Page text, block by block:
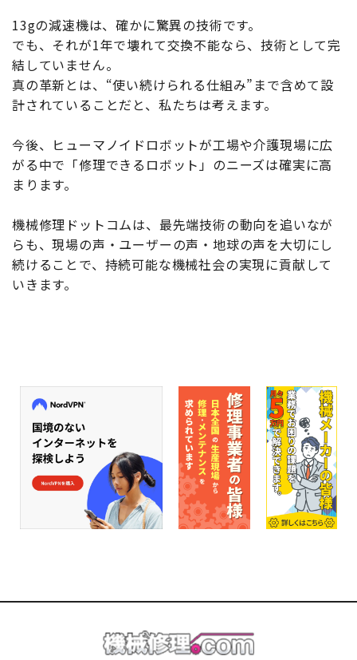
13gの減速機は、確かに驚異の技術です。
でも、それが1年で壊れて交換不能なら、技術として完
結していません。
真の革新とは、“使い続けられる仕組み”まで含めて設
計されていることだと、私たちは考えます。
今後、ヒューマノイドロボットが工場や介護現場に広
がる中で「修理できるロボット」のニーズは確実に高
まります。
機械修理ドットコムは、最先端技術の動向を追いなが
らも、現場の声・ユーザーの声・地球の声を大切にし
続けることで、持続可能な機械社会の実現に貢献して
いきます。